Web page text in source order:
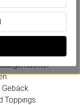
das darauf
und
Toppings.